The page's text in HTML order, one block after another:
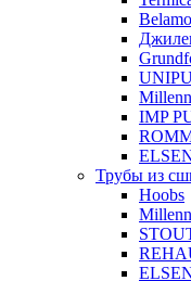
IMP
Трубы из
Hoobs